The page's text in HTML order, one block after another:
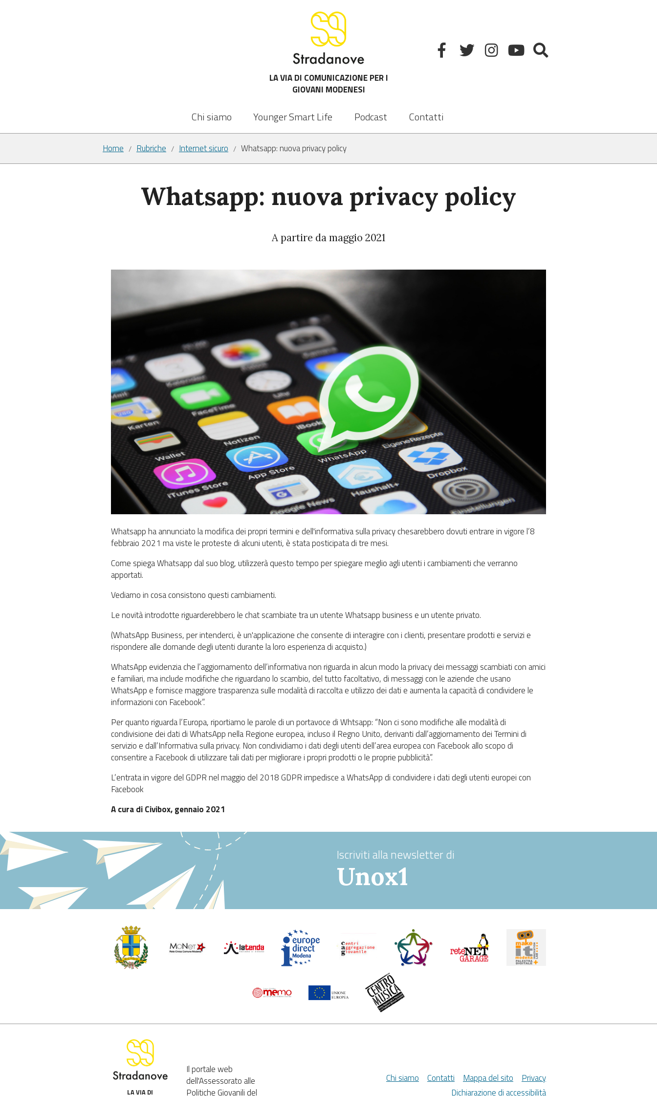
LA VIA DI COMUNICAZIONE PER I
GIOVANI MODENESI
Chi siamo Younger Smart Life Podcast Contatti
Home / Rubriche / Internet sicuro / Whatsapp: nuova privacy policy
Whatsapp: nuova privacy policy
A partire da maggio 2021
Whatsapp ha annunciato la modifica dei propri termini e dell'informativa sulla privacy chesarebbero dovuti entrare in vigore l’8
febbraio 2021 ma viste le proteste di alcuni utenti, è stata posticipata di tre mesi.
Come spiega Whatsapp dal suo blog, utilizzerà questo tempo per spiegare meglio agli utenti i cambiamenti che verranno
apportati.
Vediamo in cosa consistono questi cambiamenti.
Le novità introdotte riguarderebbero le chat scambiate tra un utente Whatsapp business e un utente privato.
(WhatsApp Business, per intenderci, è un'applicazione che consente di interagire con i clienti, presentare prodotti e servizi e
rispondere alle domande degli utenti durante la loro esperienza di acquisto.)
WhatsApp evidenzia che l’aggiornamento dell’informativa non riguarda in alcun modo la privacy dei messaggi scambiati con amici
e familiari, ma include modifiche che riguardano lo scambio, del tutto facoltativo, di messaggi con le aziende che usano
WhatsApp e fornisce maggiore trasparenza sulle modalità di raccolta e utilizzo dei dati e aumenta la capacità di condividere le
informazioni con Facebook”.
Per quanto riguarda l’Europa, riportiamo le parole di un portavoce di Whtsapp: “Non ci sono modifiche alle modalità di
condivisione dei dati di WhatsApp nella Regione europea, incluso il Regno Unito, derivanti dall’aggiornamento dei Termini di
servizio e dall’Informativa sulla privacy. Non condividiamo i dati degli utenti dell’area europea con Facebook allo scopo di
consentire a Facebook di utilizzare tali dati per migliorare i propri prodotti o le proprie pubblicità”.
L’entrata in vigore del GDPR nel maggio del 2018 GDPR impedisce a WhatsApp di condividere i dati degli utenti europei con
Facebook
A cura di Civibox, gennaio 2021
Iscriviti alla newsletter di
Unox1
LA VIA DI
Il portale web
dell'Assessorato alle
Politiche Giovanili del
Chi siamo Contatti Mappa del sito
Privacy
Dichiarazione di accessibilità